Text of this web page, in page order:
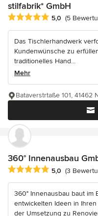
stilfabrik* GmbH
Durchschnittliche
5,0 (5
Das Tischlerhandwerk
Kundenwünsche zu
traditionelles Hand...
Mehr
Bataverstrtaße 101, 41462
360° Innenausbau
Durchschnittliche
5,0 (3
360° Innenausbau baut im
entwickelten Ideen in
der Umsetzung zu